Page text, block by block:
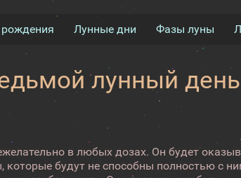
Лунные дни Фазы луны
лунный
в любых дозах. Он будет
которые будут не способны полностью с